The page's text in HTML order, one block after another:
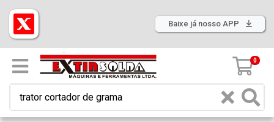
Baixe já nosso APP
0